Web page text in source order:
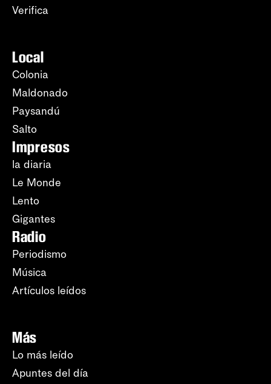
Verifica
Local
Colonia
Maldonado
Paysandú
Salto
Impresos
la diaria
Le Monde
Lento
Gigantes
Radio
Periodismo
Música
Artículos leídos
Más
Lo más leído
Apuntes del día